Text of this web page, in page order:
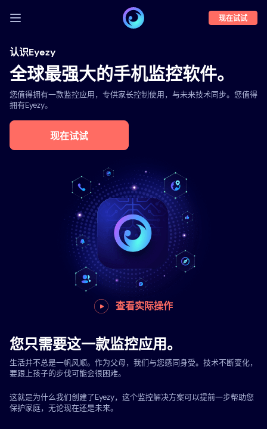
登录
演示
功能
关于我们
现在试试
认识Eyezy
全球最强大的手机监控软件。
您值得拥有一款监控应用，专供家长控制使用，与未来技术同步。您值得
拥有Eyezy。
现在试试
查看实际操作
您只需要这一款监控应用。
生活并不总是一帆风顺。作为父母，我们与您感同身受。技术不断变化，
要跟上孩子的步伐可能会很困难。
这就是为什么我们创建了Eyezy，这个监控解决方案可以提前一步帮助您
保护家庭，无论现在还是未来。